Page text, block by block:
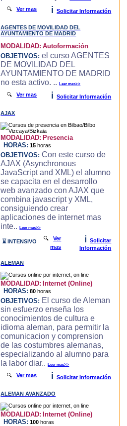
🔍Ver mas i Solicitar Información
AGENTES DE MOVILIDAD DEL
AYUNTAMIENTO DE MADRID
MODALIDAD: Autoformación
OBJETIVOS: el curso AGENTES
DE MOVILIDAD DEL
AYUNTAMIENTO DE MADRID
no esta activo. ..Leer mas>>
🔍Ver mas i Solicitar Información
AJAX
MODALIDAD: Presencia
HORAS: 15 horas
OBJETIVOS: Con este curso de
AJAX (Asynchronous
JavaScript and XML) el alumno
se capacita en el desarrollo
web avanzado con AJAX que
combina javascript y XML,
consiguiendo crear
aplicaciones de internet mas
inte..Leer mas>>
⌛ INTENSIVO 🔍Ver
mas
i
Solicitar
Información
ALEMAN
MODALIDAD: Internet (Online)
HORAS: 80 horas
OBJETIVOS: El curso de Aleman
sin esfuerzo enseña los
conocimientos de cultura e
idioma aleman, para permitir la
comunicacion y comprension
de las costumbres alemanas,
especializando al alumno para
la labor diar..Leer mas>>
🔍Ver mas i Solicitar Información
ALEMAN AVANZADO
MODALIDAD: Internet (Online)
HORAS: 100 horas